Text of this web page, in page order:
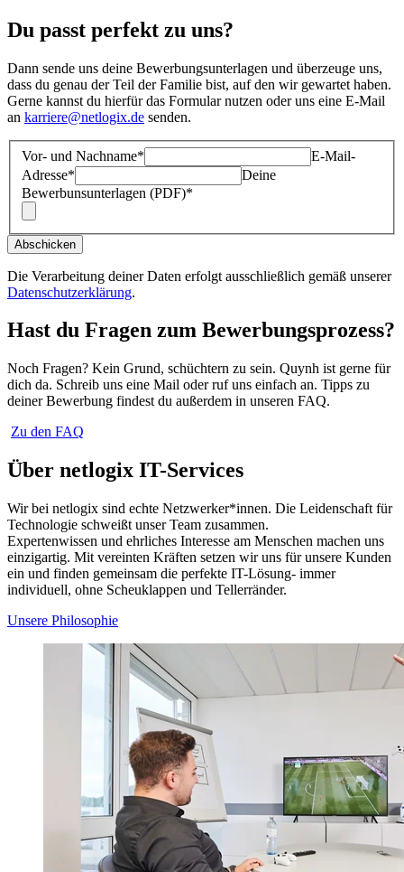
Du passt perfekt zu uns?
Dann sende uns deine Bewerbungsunterlagen und überzeuge uns,
dass du genau der Teil der Familie bist, auf den wir gewartet haben.
Gerne kannst du hierfür das Formular nutzen oder uns eine E-Mail
an karriere@netlogix.de senden.
Vor- und Nachname*
E-Mail-
Adresse*
Deine
Bewerbunsunterlagen (PDF)*
Abschicken
Die Verarbeitung deiner Daten erfolgt ausschließlich gemäß unserer
Datenschutzerklärung.
Hast du Fragen zum Bewerbungsprozess?
Noch Fragen? Kein Grund, schüchtern zu sein. Quynh ist gerne für
dich da. Schreib uns eine Mail oder ruf uns einfach an. Tipps zu
deiner Bewerbung findest du außerdem in unseren FAQ.
Zu den FAQ
Über netlogix IT-Services
Wir bei netlogix sind echte Netzwerker*innen. Die Leidenschaft für
Technologie schweißt unser Team zusammen.
Expertenwissen und ehrliches Interesse am Menschen machen uns
einzigartig. Mit vereinten Kräften setzen wir uns für unsere Kunden
ein und finden gemeinsam die perfekte IT-Lösung- immer
individuell, ohne Scheuklappen und Tellerränder.
Unsere Philosophie